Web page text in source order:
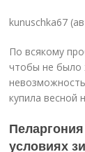
kunuschka67
По всякому
чтобы не было
купила весной
условиях